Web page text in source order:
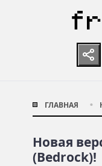
ГЛАВНАЯ
Новая
(Bedrock)!